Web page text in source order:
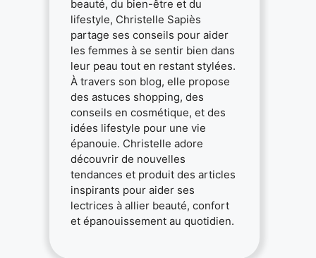
beauté, du bien-être et du
lifestyle, Christelle Sapiès
partage ses conseils pour aider
les femmes à se sentir bien dans
leur peau tout en restant stylées.
À travers son blog, elle propose
des astuces shopping, des
conseils en cosmétique, et des
idées lifestyle pour une vie
épanouie. Christelle adore
découvrir de nouvelles
tendances et produit des articles
inspirants pour aider ses
lectrices à allier beauté, confort
et épanouissement au quotidien.